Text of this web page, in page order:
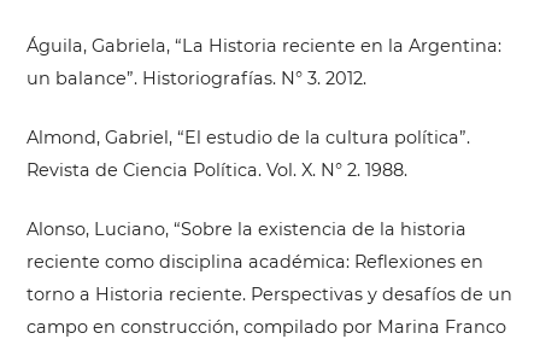
Águila, Gabriela, “La Historia reciente en la Argentina:
un balance”. Historiografías. N° 3. 2012.
Almond, Gabriel, “El estudio de la cultura política”.
Revista de Ciencia Política. Vol. X. N° 2. 1988.
Alonso, Luciano, “Sobre la existencia de la historia
reciente como disciplina académica: Reflexiones en
torno a Historia reciente. Perspectivas y desafíos de un
campo en construcción, compilado por Marina Franco